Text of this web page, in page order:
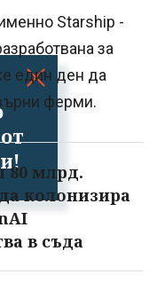
Starship -
за
един ден да
ферми.
80 млрд.
колонизира
в съда